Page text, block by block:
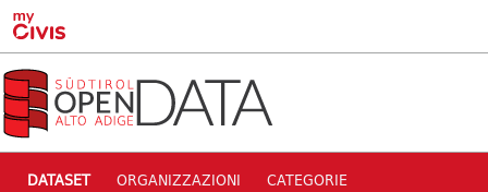
Skip to main content
DATASET ORGANIZZAZIONI CATEGORIE